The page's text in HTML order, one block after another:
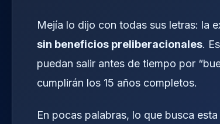
Mejía lo dijo con todas sus letras: la
sin beneficios preliberacionales.
puedan salir antes de tiempo por
cumplirán los 15 años completos.
En pocas palabras, lo que busca